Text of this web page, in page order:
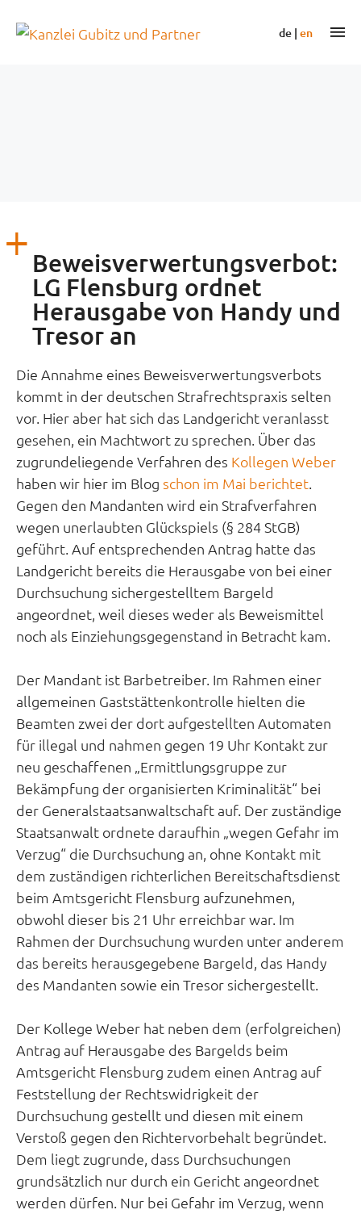
Inhalt
de | en
Beweisverwertungsverbot:
LG Flensburg ordnet
Herausgabe von Handy und
Tresor an
Die Annahme eines Beweisverwertungsverbots
kommt in der deutschen Strafrechtspraxis selten
vor. Hier aber hat sich das Landgericht veranlasst
gesehen, ein Machtwort zu sprechen. Über das
zugrundeliegende Verfahren des Kollegen Weber
haben wir hier im Blog schon im Mai berichtet.
Gegen den Mandanten wird ein Strafverfahren
wegen unerlaubten Glückspiels (§ 284 StGB)
geführt. Auf entsprechenden Antrag hatte das
Landgericht bereits die Herausgabe von bei einer
Durchsuchung sichergestelltem Bargeld
angeordnet, weil dieses weder als Beweismittel
noch als Einziehungsgegenstand in Betracht kam.
Der Mandant ist Barbetreiber. Im Rahmen einer
allgemeinen Gaststättenkontrolle hielten die
Beamten zwei der dort aufgestellten Automaten
für illegal und nahmen gegen 19 Uhr Kontakt zur
neu geschaffenen „Ermittlungsgruppe zur
Bekämpfung der organisierten Kriminalität“ bei
der Generalstaatsanwaltschaft auf. Der zuständige
Staatsanwalt ordnete daraufhin „wegen Gefahr im
Verzug“ die Durchsuchung an, ohne Kontakt mit
dem zuständigen richterlichen Bereitschaftsdienst
beim Amtsgericht Flensburg aufzunehmen,
obwohl dieser bis 21 Uhr erreichbar war. Im
Rahmen der Durchsuchung wurden unter anderem
das bereits herausgegebene Bargeld, das Handy
des Mandanten sowie ein Tresor sichergestellt.
Der Kollege Weber hat neben dem (erfolgreichen)
Antrag auf Herausgabe des Bargelds beim
Amtsgericht Flensburg zudem einen Antrag auf
Feststellung der Rechtswidrigkeit der
Durchsuchung gestellt und diesen mit einem
Verstoß gegen den Richtervorbehalt begründet.
Dem liegt zugrunde, dass Durchsuchungen
grundsätzlich nur durch ein Gericht angeordnet
werden dürfen. Nur bei Gefahr im Verzug, wenn